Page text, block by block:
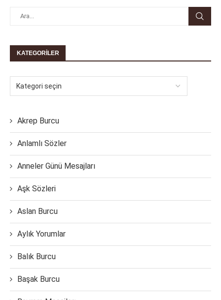
KATEGORILER
Akrep Burcu
Anlamlı Sözler
Anneler Günü Mesajları
Aşk Sözleri
Aslan Burcu
Aylık Yorumlar
Balık Burcu
Başak Burcu